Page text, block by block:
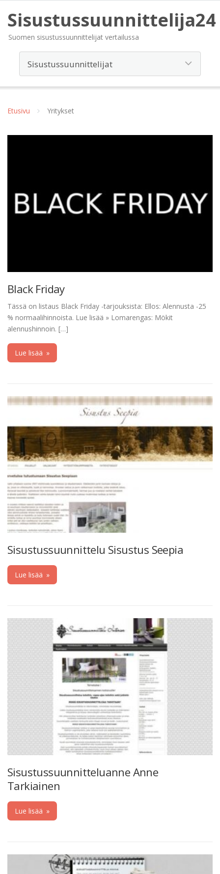
Sisustussuunnittelija24
Suomen sisustussuunnittelijat vertailussa
Etusivu Yritykset
Black Friday
Tässä on listaus Black Friday -tarjouksista: Ellos: Alennusta -25
% normaalihinnoista. Lue lisää » Lomarengas: Mökit
alennushinnoin. […]
Lue lisää »
Sisustussuunnittelu Sisustus Seepia
Lue lisää »
Sisustussuunnitteluanne Anne
Tarkiainen
Lue lisää »